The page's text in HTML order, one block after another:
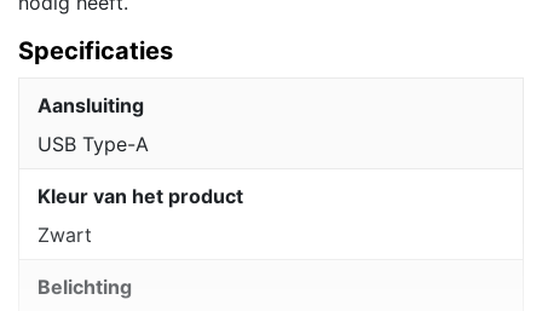
Specificaties
Aansluiting
USB Type-A
Kleur van het product
Zwart
Belichting